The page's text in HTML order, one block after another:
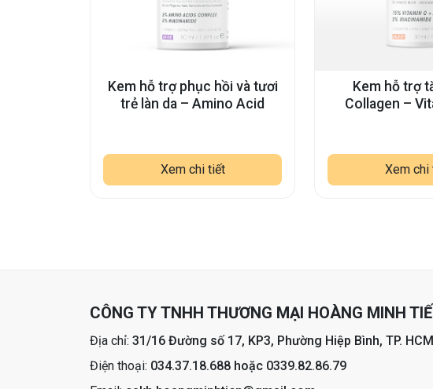
Kem hỗ trợ phục hồi và tươi
trẻ làn da – Amino Acid
Xem chi tiết
Kem hỗ trợ
Collagen –
Xem chi
CÔNG TY TNHH THƯƠNG MẠI HOÀNG MINH
Địa chỉ: 31/16 Đường số 17, KP3, Phường Hiệp Bình, TP. HCM
Điện thoại: 034.37.18.688 hoặc 0339.82.86.79